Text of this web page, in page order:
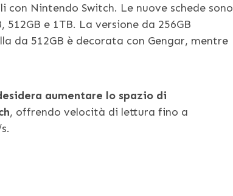
Nintendo Switch. Le nuove schede sono
e 1TB. La versione da 256GB
da 512GB è decorata con Gengar, mentre
aumentare lo spazio di
, offrendo velocità di lettura fino a